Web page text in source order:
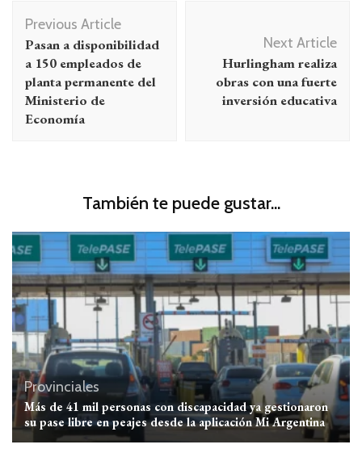
Navegación
de
entradas
Previous Article
Pasan a disponibilidad
a 150 empleados de
planta permanente del
Ministerio de
Economía
Next Article
Hurlingham realiza
obras con una fuerte
inversión educativa
También te puede gustar...
Provinciales
Más de 41 mil personas con discapacidad ya gestionaron
su pase libre en peajes desde la aplicación Mi Argentina